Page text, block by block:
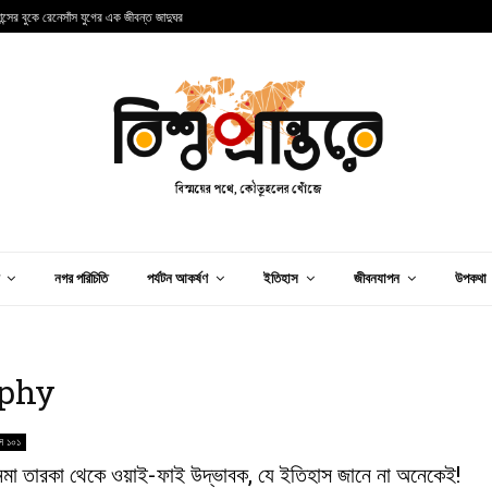
বুকে রেনেসাঁস যুগের এক জীবন্ত জাদুঘর
নগর পরিচিতি পর্যটন আকর্ষণ ইতিহাস জীবনযাপন উপকথা
১০১
তারকা থেকে ওয়াই-ফাই উদ্ভাবক, যে ইতিহাস জানে না অনেকেই!